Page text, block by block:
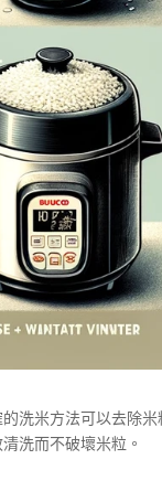
洗米方法可以去除
洗而不破壞米粒。